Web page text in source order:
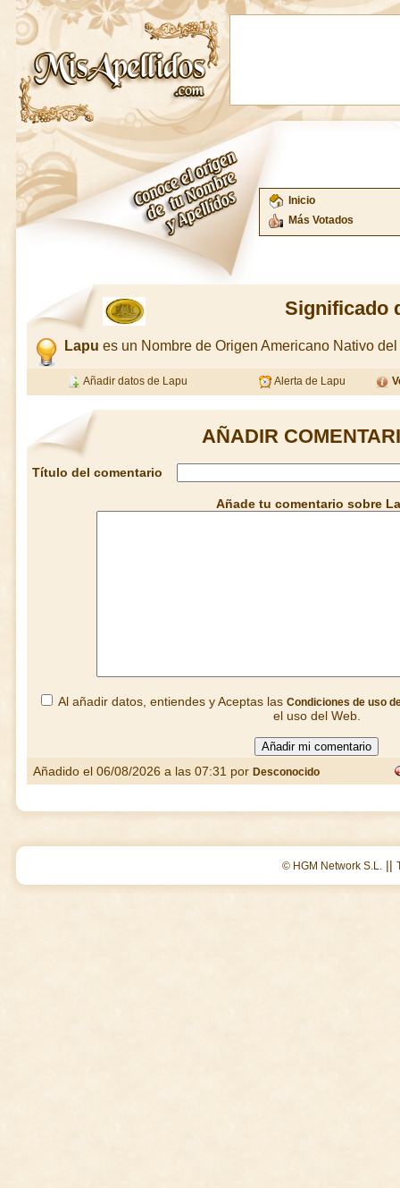
Inicio
Más Votados
Significado
Lapu es un Nombre de Origen Americano Nativo
Añadir datos de Lapu Alerta de Lapu
AÑADIR
Título del comentario
Añade tu comentario sobre
Al añadir datos, entiendes y Aceptas las Condiciones de uso
el uso del Web.
Añadido el 06/08/2026 a las 07:31 por Desconocido
© HGM Network S.L. ||